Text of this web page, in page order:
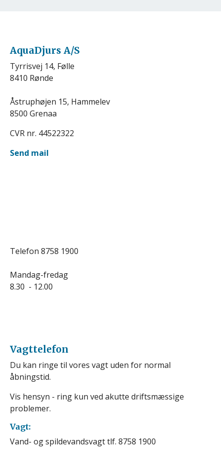
AquaDjurs A/S
Tyrrisvej 14, Følle
8410 Rønde
Åstruphøjen 15, Hammelev
8500 Grenaa
CVR nr. 44522322
Send mail
Telefon 8758 1900
Mandag-fredag
8.30 - 12.00
Vagttelefon
Du kan ringe til vores vagt uden for normal
åbningstid.
Vis hensyn - ring kun ved akutte driftsmæssige
problemer.
Vagt:
Vand- og spildevandsvagt tlf. 8758 1900